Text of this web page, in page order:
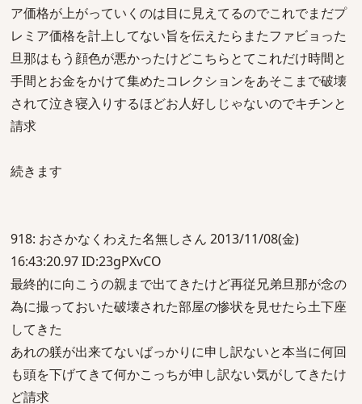
ア価格が上がっていくのは目に見えてるのでこれでまだプ
レミア価格を計上してない旨を伝えたらまたファビョった
旦那はもう顔色が悪かったけどこちらとてこれだけ時間と
手間とお金をかけて集めたコレクションをあそこまで破壊
されて泣き寝入りするほどお人好しじゃないのでキチンと
請求
続きます
918: おさかなくわえた名無しさん 2013/11/08(金)
16:43:20.97 ID:23gPXvCO
最終的に向こうの親まで出てきたけど再従兄弟旦那が念の
為に撮っておいた破壊された部屋の惨状を見せたら土下座
してきた
あれの躾が出来てないばっかりに申し訳ないと本当に何回
も頭を下げてきて何かこっちが申し訳ない気がしてきたけ
ど請求